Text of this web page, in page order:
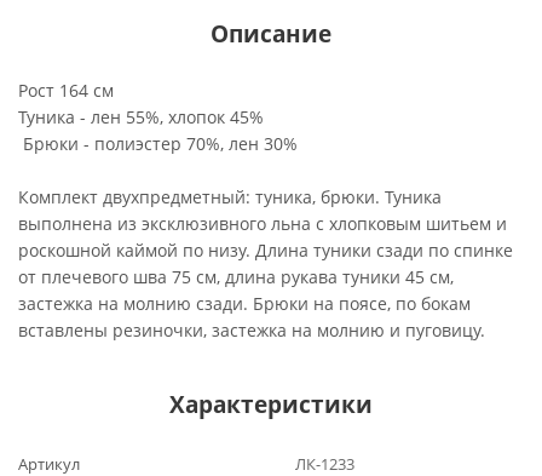
Описание
Рост 164 см
Туника - лен 55%, хлопок 45%
Брюки - полиэстер 70%, лен 30%
Комплект двухпредметный: туника, брюки. Туника
выполнена из эксклюзивного льна с хлопковым шитьем и
роскошной каймой по низу. Длина туники сзади по спинке
от плечевого шва 75 см, длина рукава туники 45 см,
застежка на молнию сзади. Брюки на поясе, по бокам
вставлены резиночки, застежка на молнию и пуговицу.
Характеристики
Артикул
ЛК-1233